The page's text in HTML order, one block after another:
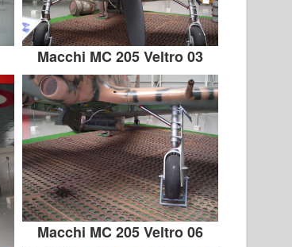
Macchi MC 205 Veltro 03
Macchi MC 205 Veltro 06